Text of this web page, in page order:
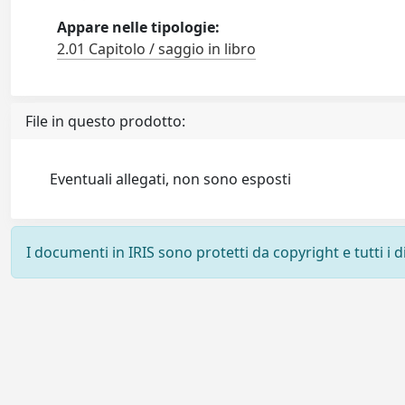
Appare nelle tipologie:
2.01 Capitolo / saggio in libro
File in questo prodotto:
Eventuali allegati, non sono esposti
I documenti in IRIS sono protetti da copyright e tutti i